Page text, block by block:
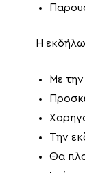
Η
Με
Την
Θα